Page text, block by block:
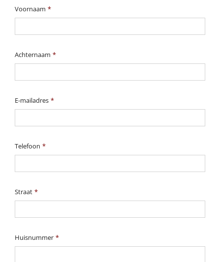
Voornaam *
Achternaam *
E-mailadres *
Telefoon *
Straat *
Huisnummer *